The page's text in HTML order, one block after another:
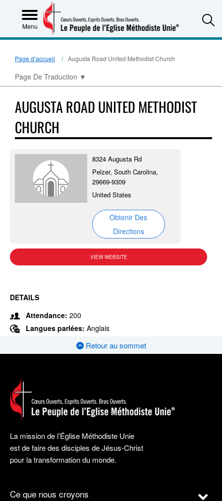
Menu
Page d’accueil Augusta Road United Methodist Church
Page De Traduction ▼
AUGUSTA ROAD UNITED METHODIST
CHURCH
8324 Augusta Rd
Pelzer, South Carolina,
29669-9309
United States
Obtenir Des
Directions
VIEW WEBSITE
DETAILS
Attendance: 200
Langues parlées: Anglais
Retour au sommet
La mission de l’Église Méthodiste Unie
est de faire des disciples de Jésus-Christ
pour la transformation du monde.
Ce que nous croyons